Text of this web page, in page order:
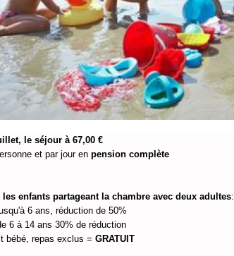
le séjour à 67,00 €
et par jour en pension complète
les enfants partageant la chambre avec deux adultes:
6 ans, réduction de 50%
6 à 14 ans 30% de réduction
bébé, repas exclus = GRATUIT